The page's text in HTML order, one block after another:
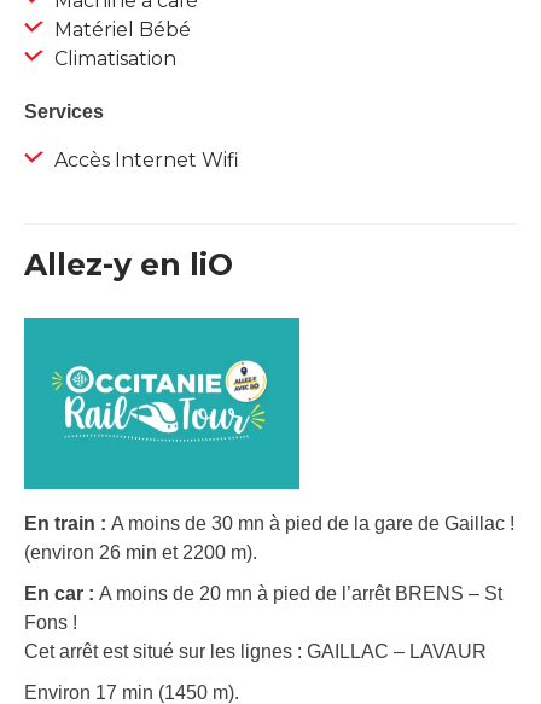
Matériel Bébé
Climatisation
Services
Accès Internet Wifi
Allez-y en liO
En train : A moins de 30 mn à pied de la gare de Gaillac !
(environ 26 min et 2200 m).
En car : A moins de 20 mn à pied de l’arrêt BRENS – St
Fons !
Cet arrêt est situé sur les lignes : GAILLAC – LAVAUR
Environ 17 min (1450 m).